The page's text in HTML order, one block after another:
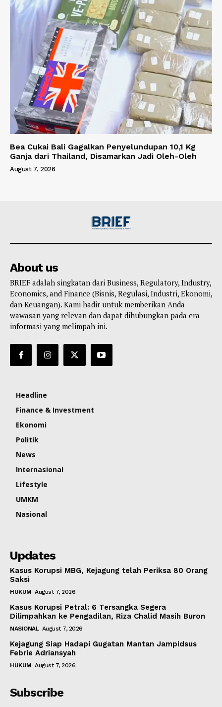
Bea Cukai Bali Gagalkan Penyelundupan 10,1 Kg
Ganja dari Thailand, Disamarkan Jadi Oleh-Oleh
August 7, 2026
About us
BRIEF adalah singkatan dari Business, Regulatory, Industry,
Economics, and Finance (Bisnis, Regulasi, Industri, Ekonomi,
dan Keuangan). Kami hadir untuk memberikan Anda
wawasan yang relevan dan dapat dihubungkan pada era
informasi yang melimpah ini.
Headline
Finance & Investment
Ekonomi
Politik
News
Internasional
Lifestyle
UMKM
Nasional
Updates
Kasus Korupsi MBG, Kejagung telah Periksa 80 Orang
Saksi
HUKUM August 7, 2026
Kasus Korupsi Petral: 6 Tersangka Segera
Dilimpahkan ke Pengadilan, Riza Chalid Masih Buron
NASIONAL August 7, 2026
Kejagung Siap Hadapi Gugatan Mantan Jampidsus
Febrie Adriansyah
HUKUM August 7, 2026
Subscribe